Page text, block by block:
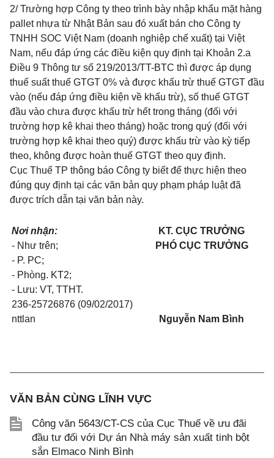
2/ Trường hợp Công ty theo trình bày nhập khẩu mặt hàng
pallet nhựa từ Nhật Bản sau đó xuất bán cho Công ty
TNHH SOC Việt Nam (doanh nghiệp chế xuất) tại Việt
Nam, nếu đáp ứng các điều kiện quy định tại Khoản 2.a
Điều 9 Thông tư số 219/2013/TT-BTC thì được áp dụng
thuế suất thuế GTGT 0% và được khấu trừ thuế GTGT đầu
vào (nếu đáp ứng điều kiện về khấu trừ), số thuế GTGT
đầu vào chưa được khấu trừ hết trong tháng (đối với
trường hợp kê khai theo tháng) hoặc trong quý (đối với
trường hợp kê khai theo quý) được khấu trừ vào kỳ tiếp
theo, không được hoàn thuế GTGT theo quy định.
Cục Thuế TP thông báo Công ty biết để thực hiện theo
đúng quy định tại các văn bản quy phạm pháp luật đã
được trích dẫn tại văn bản này.
Nơi nhận:
- Như trên;
- P. PC;
- Phòng. KT2;
- Lưu: VT, TTHT.
236-25726876 (09/02/2017)
nttlan
KT. CỤC TRƯỞNG
PHÓ CỤC TRƯỞNG
Nguyễn Nam Bình
VĂN BẢN CÙNG LĨNH VỰC
Công văn 5643/CT-CS của Cục Thuế về ưu đãi
đầu tư đối với Dự án Nhà máy sản xuất tinh bột
sắn Elmaco Ninh Bình